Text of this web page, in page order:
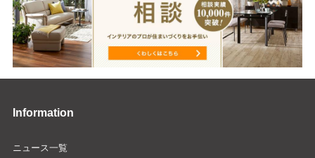
Information
ニュース一覧